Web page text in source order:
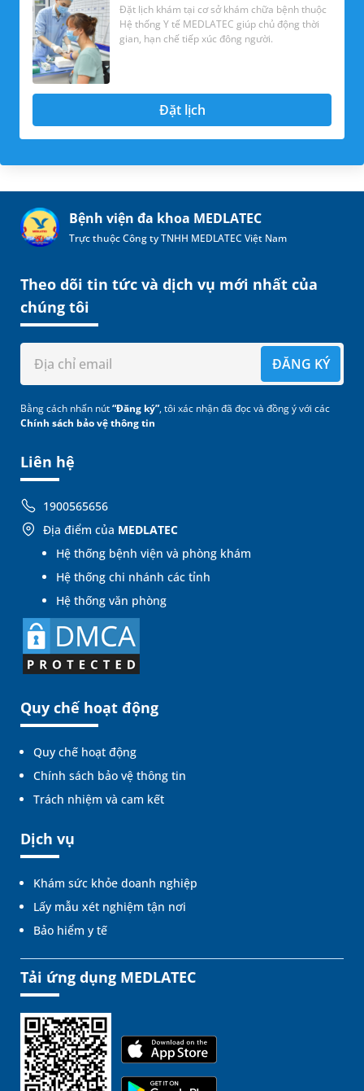
Đặt lịch khám tại cơ sở khám chữa bệnh thuộc
Hệ thống Y tế MEDLATEC giúp chủ động thời
gian, hạn chế tiếp xúc đông người.
Đặt lịch
Bệnh viện đa khoa MEDLATEC
Trực thuộc Công ty TNHH MEDLATEC Việt Nam
Liên hệ
1900565656
Địa điểm của MEDLATEC
Hệ thống bệnh viện và phòng khám
Hệ thống chi nhánh các tỉnh
Hệ thống văn phòng
Quy chế hoạt động
Quy chế hoạt động
Chính sách bảo vệ thông tin
Trách nhiệm và cam kết
Dịch vụ
Khám sức khỏe doanh nghiệp
Lấy mẫu xét nghiệm tận nơi
Bảo hiểm y tế
Theo dõi tin tức và dịch vụ mới nhất của
chúng tôi
ĐĂNG KÝ
Bằng cách nhấn nút“Đăng ký”, tôi xác nhận đã đọc và đồng ý với các
Chính sách bảo vệ thông tin
Tải ứng dụng MEDLATEC